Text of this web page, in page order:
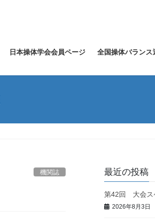
日本操体学会会員ページ 全国操体バランス
機関誌 最近の投稿
第42回 大会ス
2026年8月3日